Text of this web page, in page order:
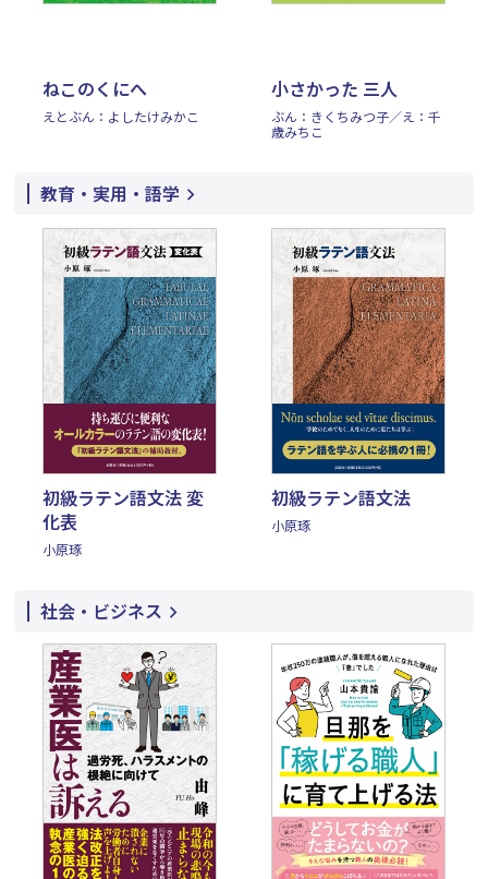
ねこのくにへ
えとぶん：よしたけみかこ
小さかった 三人
ぶん：きくちみつ子／え：千
歳みちこ
教育・実用・語学
初級ラテン語文法 変
化表
小原琢
初級ラテン語文法
小原琢
社会・ビジネス